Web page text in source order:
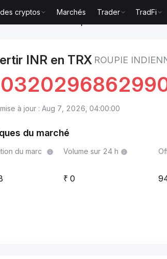
cryptos Marchés Trader TradFi
INR en TRX ROUPIE
à jour : Aug 7, 2026, 04:00:00
du marché
du marc
Volume sur 24 h
0